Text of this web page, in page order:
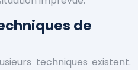
de
techniques existent.